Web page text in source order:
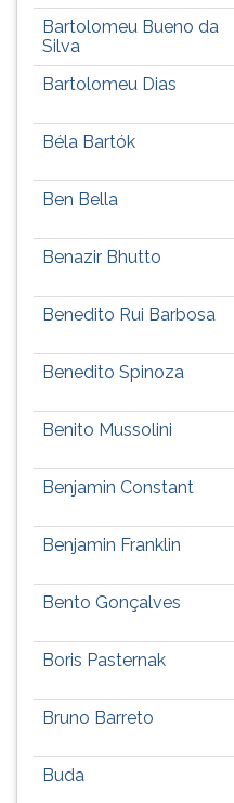
Bartolomeu Bueno da
Silva
Bartolomeu Dias
Béla Bartók
Ben Bella
Benazir Bhutto
Benedito Rui Barbosa
Benedito Spinoza
Benito Mussolini
Benjamin Constant
Benjamin Franklin
Bento Gonçalves
Boris Pasternak
Bruno Barreto
Buda